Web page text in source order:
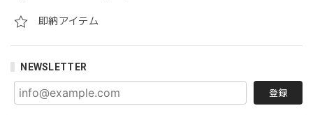
即納アイテム
NEWSLETTER
登録